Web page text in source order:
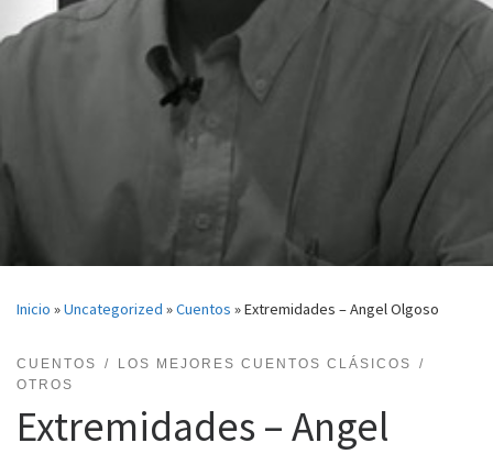
Inicio »Uncategorized »Cuentos »Extremidades – Angel Olgoso
CUENTOS
LOS MEJORES CUENTOS CLÁSICOS
OTROS
Extremidades – Angel